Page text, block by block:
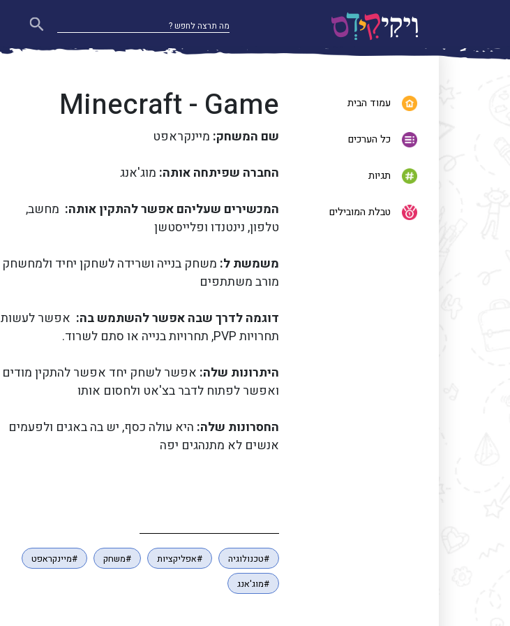
עמוד הבית
כל הערכים
תגיות
טבלת המובילים
Minecraft - Game
שם המשחק: מיינקראפט
החברה שפיתחה אותה: מוג'אנג
המכשירים שעליהם אפשר להתקין אותה: מחשב,
טלפון, נינטנדו ופלייסטשן
משמשת ל: משחק בנייה ושרידה לשחקן יחיד ולמחשחק
מורב משתתפים
דוגמה לדרך שבה אפשר להשתמש בה: אפשר לעשות
תחרויות PVP, תחרויות בנייה או סתם לשרוד.
היתרונות שלה: אפשר לשחק יחד אפשר להתקין מודים
ואפשר לפתוח לדבר בצ'אט ולחסום אותו
החסרונות שלה: היא עולה כסף, יש בה באגים ולפעמים
אנשים לא מתנהגים יפה
#טכנולוגיה #אפליקציות #משחק
#מיינקראפט
#מוג'אנג